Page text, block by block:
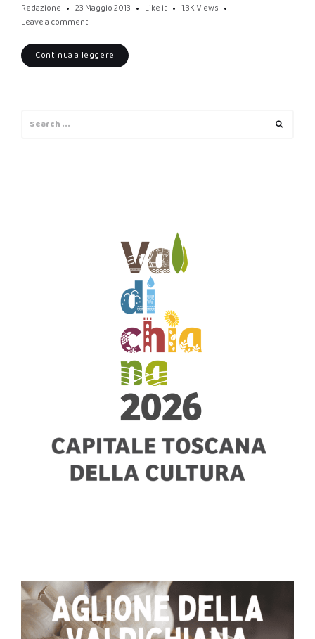
Redazione 23 Maggio 2013 Like it 1.3K Views
Leave a comment
Continua a leggere
for: